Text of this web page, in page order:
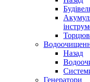
Назад
Генератори